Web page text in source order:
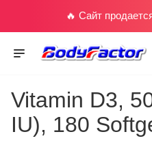
🔥 Сайт
Vitamin D3,
IU), 180